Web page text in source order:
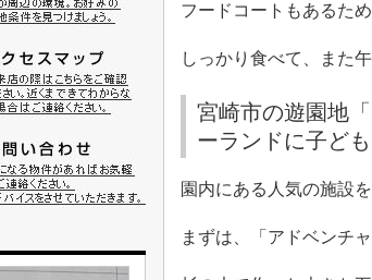
フードコートもあるた
しっかり食べて、また
宮崎市の遊園地
ーランドに子ども
園内にある人気の施設
まずは、「アドベンチ